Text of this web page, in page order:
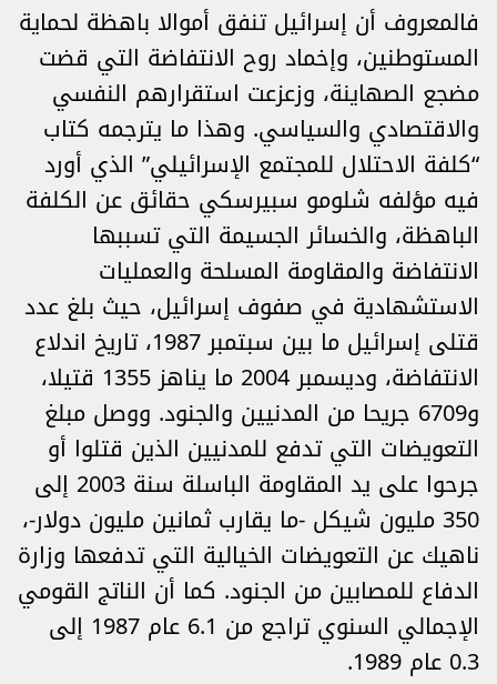
فالمعروف أن إسرائيل تنفق أموالا باهظة لحماية
المستوطنين، وإخماد روح الانتفاضة التي قضت
مضجع الصهاينة، وزعزعت استقرارهم النفسي
والاقتصادي والسياسي. وهذا ما يترجمه كتاب
“كلفة الاحتلال للمجتمع الإسرائيلي” الذي أورد
فيه مؤلفه شلومو سبيرسكي حقائق عن الكلفة
الباهظة، والخسائر الجسيمة التي تسببها
الانتفاضة والمقاومة المسلحة والعمليات
الاستشهادية في صفوف إسرائيل، حيث بلغ عدد
قتلى إسرائيل ما بين سبتمبر 1987، تاريخ اندلاع
الانتفاضة، وديسمبر 2004 ما يناهز 1355 قتيلا،
و6709 جريحا من المدنيين والجنود. ووصل مبلغ
التعويضات التي تدفع للمدنيين الذين قتلوا أو
جرحوا على يد المقاومة الباسلة سنة 2003 إلى
350 مليون شيكل -ما يقارب ثمانين مليون دولار-،
ناهيك عن التعويضات الخيالية التي تدفعها وزارة
الدفاع للمصابين من الجنود. كما أن الناتج القومي
الإجمالي السنوي تراجع من 6.1 عام 1987 إلى
0.3 عام 1989.